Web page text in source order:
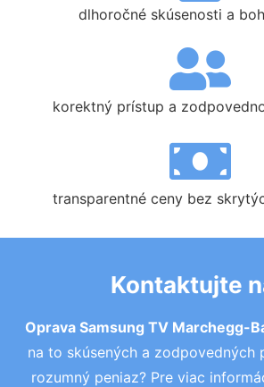
dlhoročné skúsenosti a
korektný prístup a
transparentné ceny bez
Kontaktujte
Oprava Samsung TV Marchegg-
na to skúsených a zodpovedných
rozumný peniaz? Pre viac